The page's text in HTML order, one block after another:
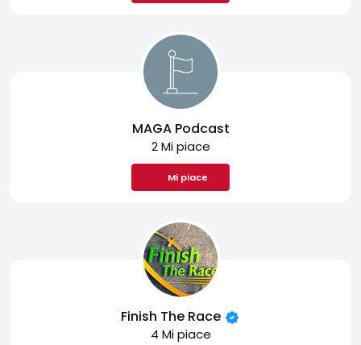
MAGA Podcast
2 Mi piace
Mi piace
Finish The Race
4 Mi piace